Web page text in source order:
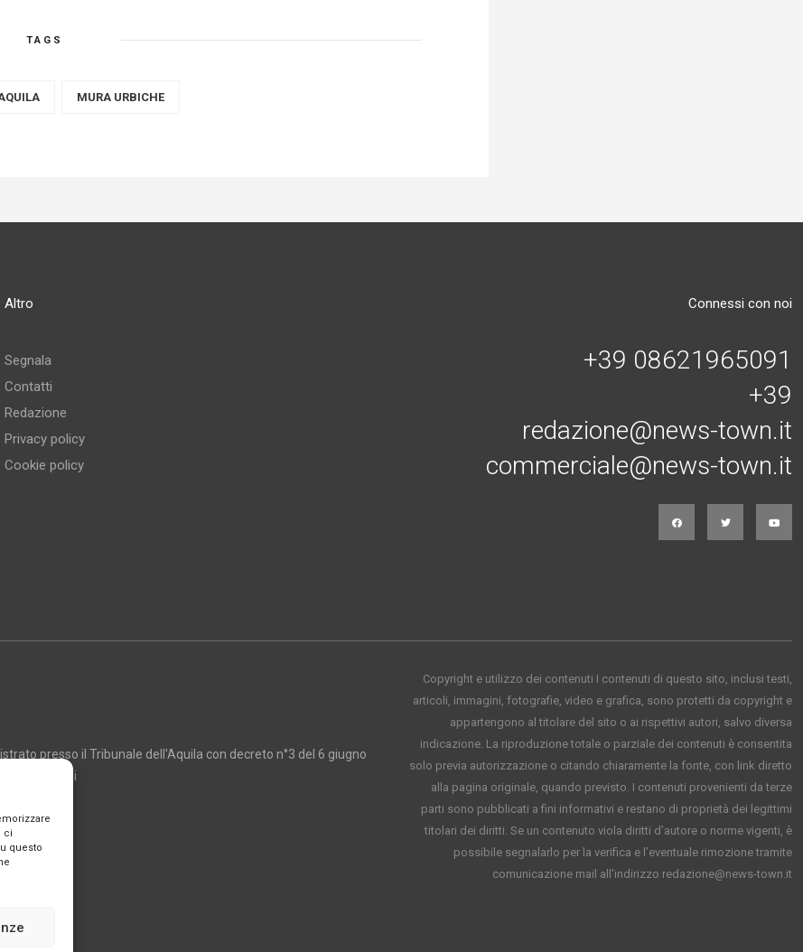
ci
questo
TAGS
MURA URBICHE
Altro
Segnala
Contatti
Redazione
Privacy policy
Cookie policy
Connessi con noi
+39 08621965091
+39
redazione@news-town.it
commerciale@news-town.it
presso il Tribunale dell'Aquila con decreto n°3 del 6 giugno
Giancarli
Copyright e utilizzo dei contenuti I contenuti di questo sito, inclusi testi,
articoli, immagini, fotografie, video e grafica, sono protetti da copyright e
appartengono al titolare del sito o ai rispettivi autori, salvo diversa
indicazione. La riproduzione totale o parziale dei contenuti è consentita
solo previa autorizzazione o citando chiaramente la fonte, con link diretto
alla pagina originale, quando previsto. I contenuti provenienti da terze
parti sono pubblicati a fini informativi e restano di proprietà dei legittimi
titolari dei diritti. Se un contenuto viola diritti d’autore o norme vigenti, è
possibile segnalarlo per la verifica e l’eventuale rimozione tramite
comunicazione mail all'indirizzo redazione@news-town.it